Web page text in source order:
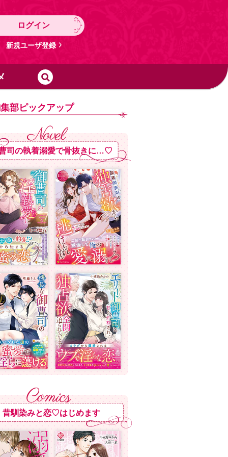
ログイン
新規ユーザ登録
部ピックアップ
司の執着溺愛で骨抜きに…♡
昔馴染みと恋♡はじめます